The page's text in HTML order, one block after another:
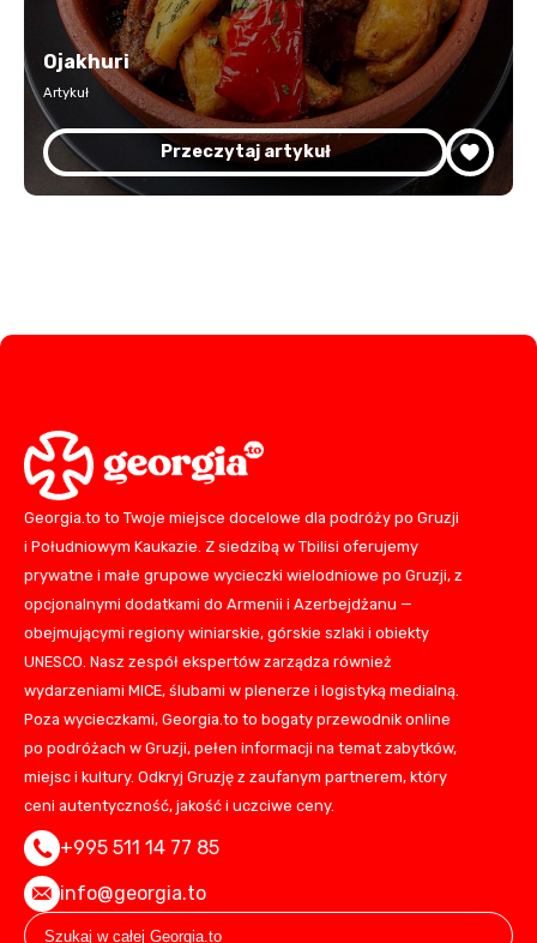
Ojakhuri
Artykuł
Przeczytaj artykuł
Georgia.to to Twoje miejsce docelowe dla podróży po Gruzji
i Południowym Kaukazie. Z siedzibą w Tbilisi oferujemy
prywatne i małe grupowe wycieczki wielodniowe po Gruzji, z
opcjonalnymi dodatkami do Armenii i Azerbejdżanu —
obejmującymi regiony winiarskie, górskie szlaki i obiekty
UNESCO. Nasz zespół ekspertów zarządza również
wydarzeniami MICE, ślubami w plenerze i logistyką medialną.
Poza wycieczkami, Georgia.to to bogaty przewodnik online
po podróżach w Gruzji, pełen informacji na temat zabytków,
miejsc i kultury. Odkryj Gruzję z zaufanym partnerem, który
ceni autentyczność, jakość i uczciwe ceny.
+995 511 14 77 85
info@georgia.to